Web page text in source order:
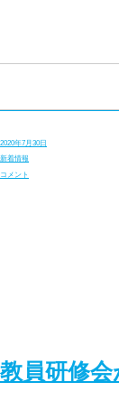
令和２年
投
稿
2020年7月30日
カ
ゴ
新着情報
令
に
コメント
教員研修